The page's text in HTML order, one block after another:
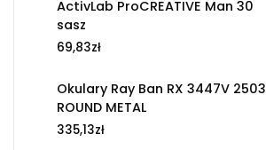
ActivLab ProCREATIVE Man 30
sasz
69,83zł
Okulary Ray Ban RX 3447V 2503
ROUND METAL
335,13zł